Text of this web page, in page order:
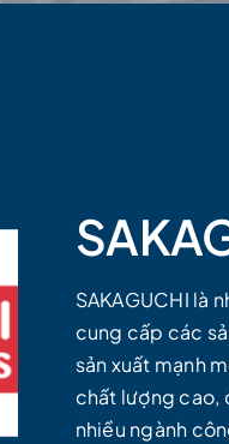
SAKAGUCHI là
cung cấp các
sản xuất mạnh
chất lượng cao,
nhiều ngành